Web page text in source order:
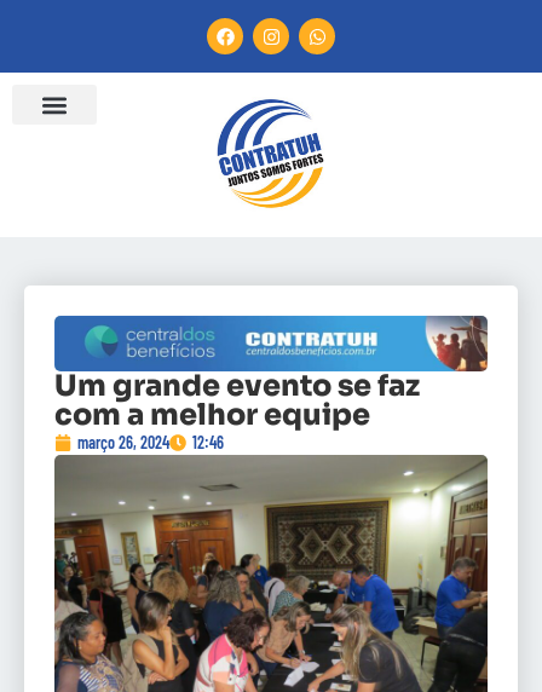
Um grande evento se faz
com a melhor equipe
março 26, 2024 12:46